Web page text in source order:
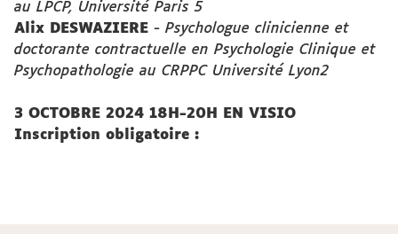
au LPCP, Université Paris 5
Alix DESWAZIERE - Psychologue clinicienne et
doctorante contractuelle en Psychologie Clinique et
Psychopathologie au CRPPC Université Lyon2
3 OCTOBRE 2024 18H-20H EN VISIO
Inscription obligatoire :